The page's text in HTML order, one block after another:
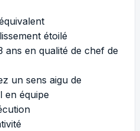
étoilé
ans en qualité de chef de
un sens aigu de
en équipe